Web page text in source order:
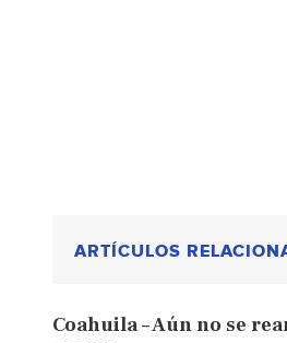
ARTÍCULOS
Coahuila – Aún no se